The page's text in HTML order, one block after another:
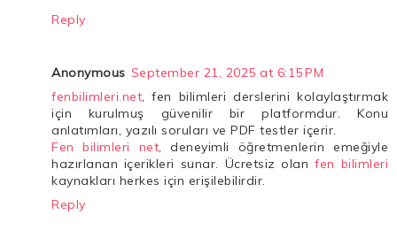
Reply
Anonymous September 21, 2025 at 6:15 PM
fenbilimleri.net, fen bilimleri derslerini kolaylaştırmak
için kurulmuş güvenilir bir platformdur. Konu
anlatımları, yazılı soruları ve PDF testler içerir.
Fen bilimleri net, deneyimli öğretmenlerin emeğiyle
hazırlanan içerikleri sunar. Ücretsiz olanfen bilimleri
kaynakları herkes için erişilebilirdir.
Reply